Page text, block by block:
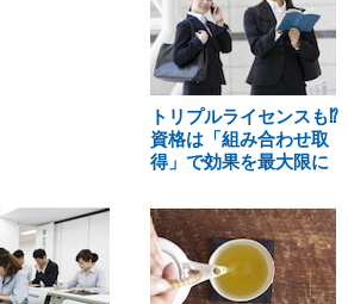
トリプルライセンスも⁉
資格は「組み合わせ取
得」で効果を最大限に